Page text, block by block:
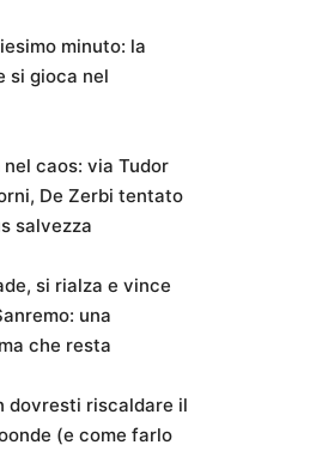
minuto: la
si gioca nel
caos: via Tudor
De Zerbi tentato
salvezza
si rialza e vince
una
che resta
dovresti riscaldare il
(e come farlo